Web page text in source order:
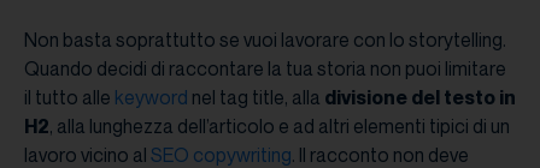
Non basta soprattutto se vuoi lavorare con lo storytelling.
Quando decidi di raccontare la tua storia non puoi limitare
il tutto alle keyword nel tag title, alla divisione del testo in
H2, alla lunghezza dell’articolo e ad altri elementi tipici di un
lavoro vicino al SEO copywriting. Il racconto non deve